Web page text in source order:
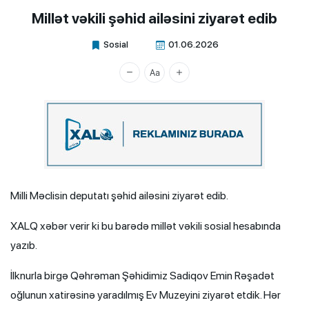
Millət vəkili şəhid ailəsini ziyarət edib
Sosial 01.06.2026
Xalq.Online
Milli Məclisin deputatı şəhid ailəsini ziyarət edib.
XALQ xəbər verir ki bu barədə millət vəkili sosial hesabında
yazıb.
İlknurla birgə Qəhrəman Şəhidimiz Sadiqov Emin Rəşadət
oğlunun xatirəsinə yaradılmış Ev Muzeyini ziyarət etdik. Hər